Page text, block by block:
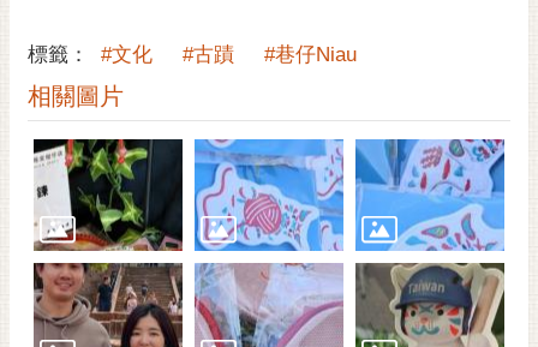
宣
告
市
府
交
位
置
標籤： #文化 #古蹟 #巷仔Niau
相關圖片